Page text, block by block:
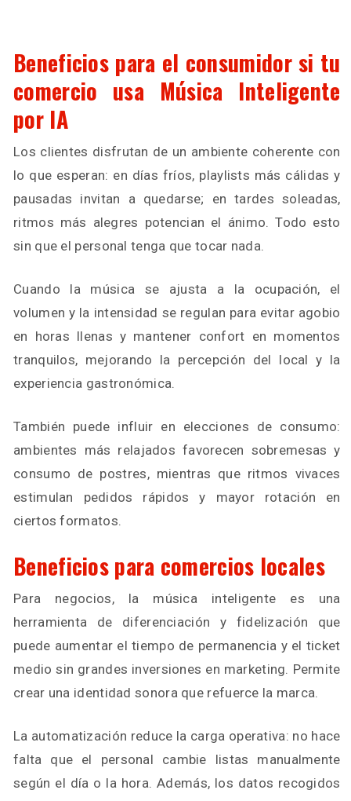
Beneficios para el consumidor si tu
comercio usa Música Inteligente
por IA
Los clientes disfrutan de un ambiente coherente con
lo que esperan: en días fríos, playlists más cálidas y
pausadas invitan a quedarse; en tardes soleadas,
ritmos más alegres potencian el ánimo. Todo esto
sin que el personal tenga que tocar nada.
Cuando la música se ajusta a la ocupación, el
volumen y la intensidad se regulan para evitar agobio
en horas llenas y mantener confort en momentos
tranquilos, mejorando la percepción del local y la
experiencia gastronómica.
También puede influir en elecciones de consumo:
ambientes más relajados favorecen sobremesas y
consumo de postres, mientras que ritmos vivaces
estimulan pedidos rápidos y mayor rotación en
ciertos formatos.
Beneficios para comercios locales
Para negocios, la música inteligente es una
herramienta de diferenciación y fidelización que
puede aumentar el tiempo de permanencia y el ticket
medio sin grandes inversiones en marketing. Permite
crear una identidad sonora que refuerce la marca.
La automatización reduce la carga operativa: no hace
falta que el personal cambie listas manualmente
según el día o la hora. Además, los datos recogidos